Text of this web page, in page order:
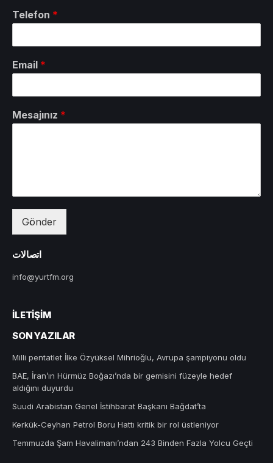
Telefon *
Email *
Mesajınız *
Gönder
اتصالات
info@yurtfm.org
İLETIŞIM
SON YAZILAR
Milli pentatlet İlke Özyüksel Mihrioğlu, Avrupa şampiyonu oldu
BAE, İran’ın Hürmüz Boğazı’nda bir gemisini füzeyle hedef
aldığını duyurdu
Suudi Arabistan Genel İstihbarat Başkanı Bağdat’ta
Kerkük-Ceyhan Petrol Boru Hattı kritik bir rol üstleniyor
Temmuzda Şam Havalimanı’ndan 243 Binden Fazla Yolcu Geçti